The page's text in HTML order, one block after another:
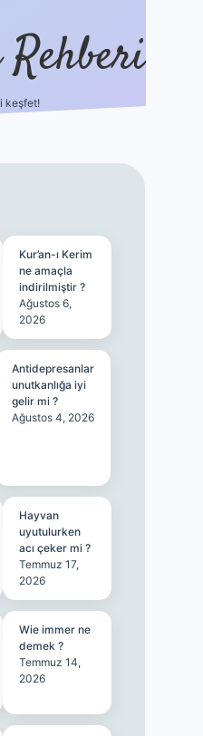
keşfet!
Kur’an-ı Kerim
ne amaçla
indirilmiştir ?
Ağustos 6,
2026
Antidepresanlar
unutkanlığa iyi
gelir mi ?
Ağustos 4, 2026
Hayvan
uyutulurken
acı çeker mi ?
Temmuz 17,
2026
Wie immer ne
demek ?
Temmuz 14,
2026
tulipbet güncel